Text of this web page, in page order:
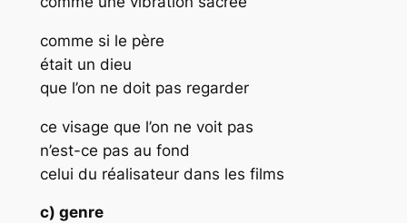
comme si le père
était un dieu
que l’on ne doit pas regarder
ce visage que l’on ne voit pas
n’est-ce pas au fond
celui du réalisateur dans les films
c) genre